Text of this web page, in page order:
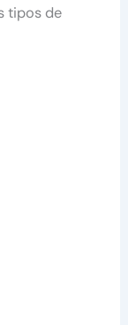
tipos de